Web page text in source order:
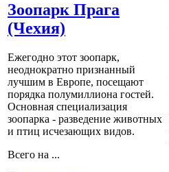
Зоопарк Прага
(Чехия)
Ежегодно этот зоопарк,
неоднократно признанный
лучшим в Европе, посещают
порядка полумиллиона гостей.
Основная специализация
зоопарка - разведение животных
и птиц исчезающих видов.
Всего на ...